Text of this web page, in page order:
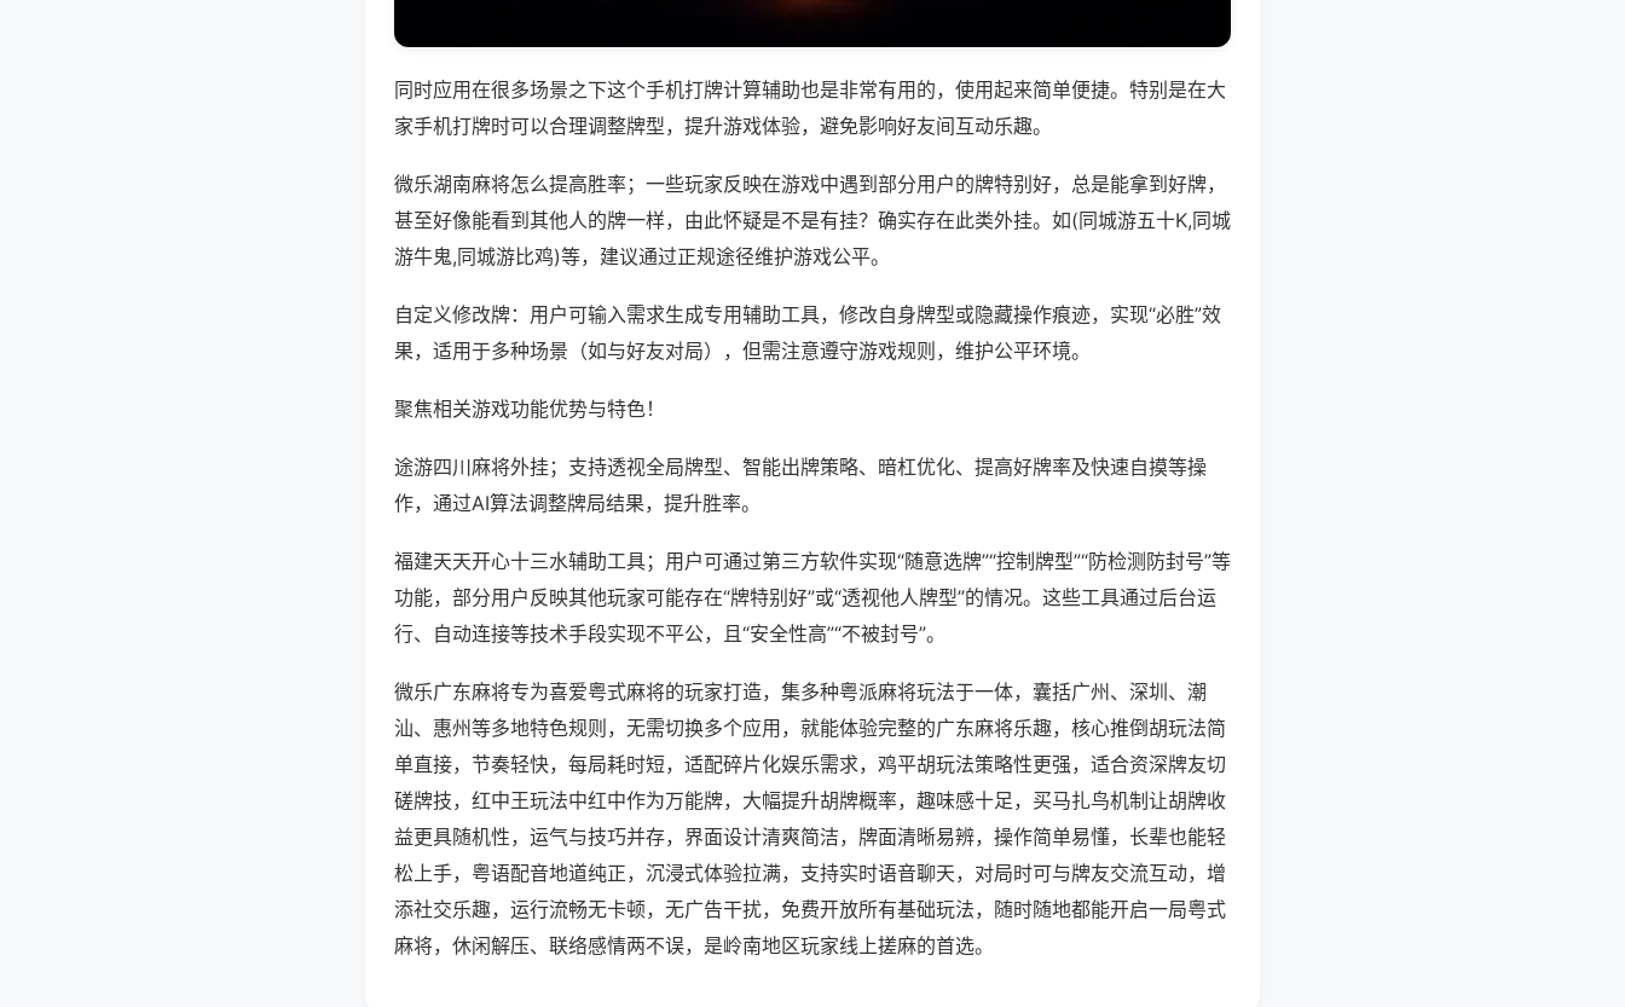
同时应用在很多场景之下这个手机打牌计算辅助也是非常有用的，使用起来简单便捷。特别是在大
家手机打牌时可以合理调整牌型，提升游戏体验，避免影响好友间互动乐趣。
微乐湖南麻将怎么提高胜率；一些玩家反映在游戏中遇到部分用户的牌特别好，总是能拿到好牌，
甚至好像能看到其他人的牌一样，由此怀疑是不是有挂？确实存在此类外挂。如(同城游五十K,同城
游牛鬼,同城游比鸡)等，建议通过正规途径维护游戏公平。
自定义修改牌：用户可输入需求生成专用辅助工具，修改自身牌型或隐藏操作痕迹，实现“必胜”效
果，适用于多种场景（如与好友对局），但需注意遵守游戏规则，维护公平环境。
聚焦相关游戏功能优势与特色！
途游四川麻将外挂；支持透视全局牌型、智能出牌策略、暗杠优化、提高好牌率及快速自摸等操
作，通过AI算法调整牌局结果，提升胜率。
福建天天开心十三水辅助工具；用户可通过第三方软件实现“随意选牌”“控制牌型”“防检测防封号”等
功能，部分用户反映其他玩家可能存在“牌特别好”或“透视他人牌型”的情况。这些工具通过后台运
行、自动连接等技术手段实现不平公，且“安全性高”“不被封号”。
微乐广东麻将专为喜爱粤式麻将的玩家打造，集多种粤派麻将玩法于一体，囊括广州、深圳、潮
汕、惠州等多地特色规则，无需切换多个应用，就能体验完整的广东麻将乐趣，核心推倒胡玩法简
单直接，节奏轻快，每局耗时短，适配碎片化娱乐需求，鸡平胡玩法策略性更强，适合资深牌友切
磋牌技，红中王玩法中红中作为万能牌，大幅提升胡牌概率，趣味感十足，买马扎鸟机制让胡牌收
益更具随机性，运气与技巧并存，界面设计清爽简洁，牌面清晰易辨，操作简单易懂，长辈也能轻
松上手，粤语配音地道纯正，沉浸式体验拉满，支持实时语音聊天，对局时可与牌友交流互动，增
添社交乐趣，运行流畅无卡顿，无广告干扰，免费开放所有基础玩法，随时随地都能开启一局粤式
麻将，休闲解压、联络感情两不误，是岭南地区玩家线上搓麻的首选。